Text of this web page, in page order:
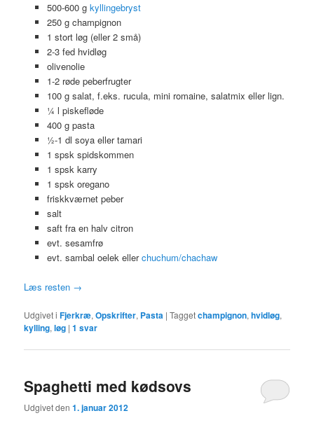
500-600 g kyllingebryst
250 g champignon
1 stort løg (eller 2 små)
2-3 fed hvidløg
olivenolie
1-2 røde peberfrugter
100 g salat, f.eks. rucula, mini romaine, salatmix eller lign.
¼ l piskefløde
400 g pasta
½-1 dl soya eller tamari
1 spsk spidskommen
1 spsk karry
1 spsk oregano
friskkværnet peber
salt
saft fra en halv citron
evt. sesamfrø
evt. sambal oelek ellerchuchum/chachaw
Læs resten →
Udgivet i Fjerkræ,Opskrifter, Pasta |Taggetchampignon,hvidløg,
kylling,løg |1 svar
Spaghetti med kødsovs
Udgivet den1. januar 2012